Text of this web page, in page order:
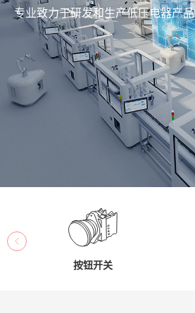
专业致力于研发和生产低压电器产品
按钮开关